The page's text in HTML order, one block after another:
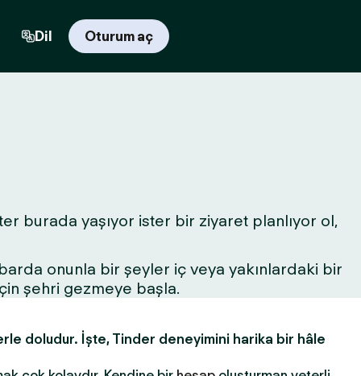
Dil Oturum aç
burada yaşıyor ister bir ziyaret planlıyor ol,
onunla bir şeyler iç veya yakınlardaki bir
şehri gezmeye başla.
doludur. İşte, Tinder deneyimini harika bir hâle